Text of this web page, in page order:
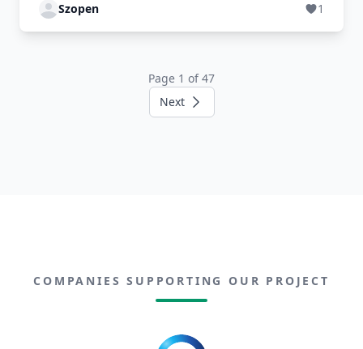
Szopen 1
Page 1 of 47
Next
COMPANIES SUPPORTING OUR PROJECT